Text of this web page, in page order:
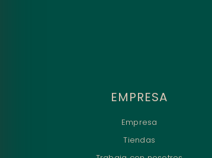
EMPRESA
Empresa
Tiendas